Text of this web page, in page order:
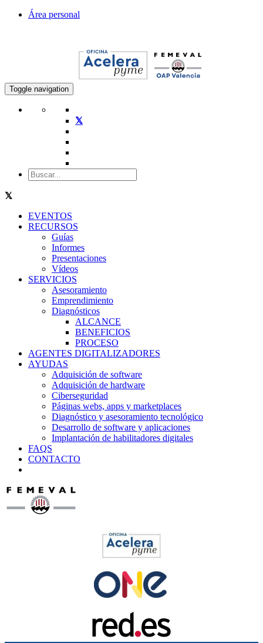
Área personal
Toggle navigation
EVENTOS
RECURSOS
Guías
Informes
Presentaciones
Vídeos
SERVICIOS
Asesoramiento
Emprendimiento
Diagnósticos
ALCANCE
BENEFICIOS
PROCESO
AGENTES DIGITALIZADORES
AYUDAS
Adquisición de software
Adquisición de hardware
Ciberseguridad
Páginas webs, apps y marketplaces
Diagnóstico y asesoramiento tecnológico
Desarrollo de software y aplicaciones
Implantación de habilitadores digitales
FAQS
CONTACTO